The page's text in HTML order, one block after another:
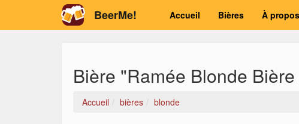
BeerMe! Accueil Bières À propos
Bière "Ramée Blonde
Accueil bières blonde